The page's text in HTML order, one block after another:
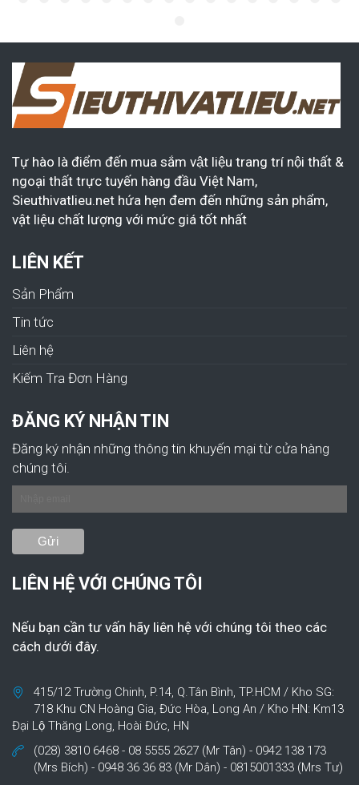
Tự hào là điểm đến mua sắm vật liệu trang trí nội thất &
ngoại thất trực tuyến hàng đầu Việt Nam,
Sieuthivatlieu.net hứa hẹn đem đến những sản phẩm,
vật liệu chất lượng với mức giá tốt nhất
LIÊN KẾT
Sản Phẩm
Tin tức
Liên hệ
Kiếm Tra Đơn Hàng
ĐĂNG KÝ NHẬN TIN
Đăng ký nhận những thông tin khuyến mại từ cửa hàng
chúng tôi.
LIÊN HỆ VỚI CHÚNG TÔI
Nếu bạn cần tư vấn hãy liên hệ với chúng tôi theo các
cách dưới đây.
415/12 Trường Chinh, P.14, Q.Tân Bình, TP.HCM / Kho SG:
718 Khu CN Hoàng Gia, Đức Hòa, Long An / Kho HN: Km13
Đại Lộ Thăng Long, Hoài Đức, HN
(028) 3810 6468 - 08 5555 2627 (Mr Tân) - 0942 138 173
(Mrs Bích) - 0948 36 36 83 (Mr Dân) - 0815001333 (Mrs Tư)